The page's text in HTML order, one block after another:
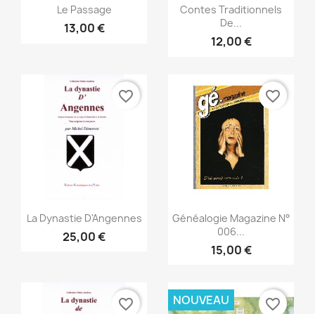
Aperçu rapide
Le Passage
13,00 €
Aperçu rapide
Contes Traditionnels
De...
12,00 €
Aperçu rapide
La Dynastie D'Angennes
25,00 €
favorite_border
Aperçu rapide
Généalogie Magazine N°
006...
15,00 €
favorite_border
favorite_border NOUVEAU favorite_border